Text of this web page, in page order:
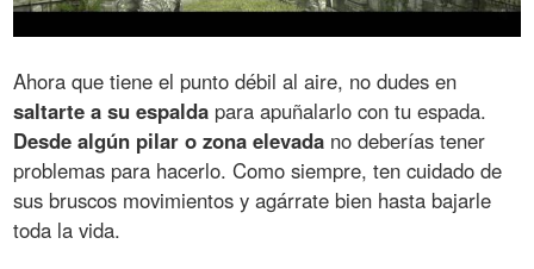
Ahora que tiene el punto débil al aire, no dudes en
saltarte a su espalda para apuñalarlo con tu espada.
Desde algún pilar o zona elevada no deberías tener
problemas para hacerlo. Como siempre, ten cuidado de
sus bruscos movimientos y agárrate bien hasta bajarle
toda la vida.